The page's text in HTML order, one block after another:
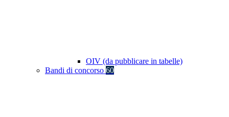
OIV (da pubblicare in tabelle)
Bandi di concorso 60